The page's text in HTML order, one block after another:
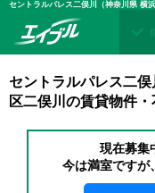
セントラルパレス二
区二俣川の賃貸物件
現在募集
今は満室ですが